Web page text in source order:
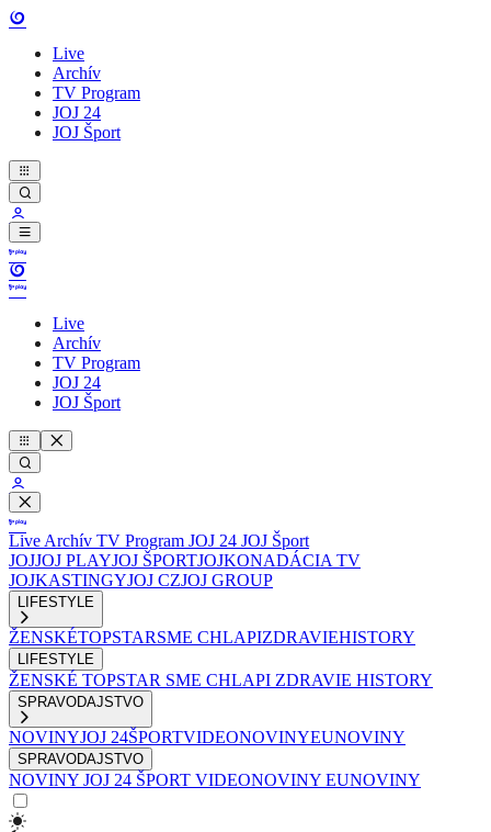
Live
Archív
TV Program
JOJ 24
JOJ Šport
Live
Archív
TV Program
JOJ 24
JOJ Šport
Live Archív TV Program JOJ 24 JOJ Šport
JOJJOJ PLAYJOJ ŠPORTJOJKONADÁCIA TV
JOJKASTINGYJOJ CZJOJ GROUP
LIFESTYLE
ŽENSKÉTOPSTARSME CHLAPIZDRAVIEHISTORY
LIFESTYLE
ŽENSKÉ TOPSTAR SME CHLAPI ZDRAVIE HISTORY
SPRAVODAJSTVO
NOVINYJOJ 24ŠPORTVIDEONOVINYEUNOVINY
SPRAVODAJSTVO
NOVINY JOJ 24 ŠPORT VIDEONOVINY EUNOVINY